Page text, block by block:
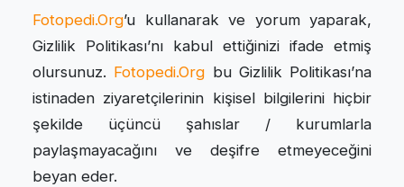
Fotopedi.Org’u kullanarak ve yorum yaparak,
Gizlilik Politikası’nı kabul ettiğinizi ifade etmiş
olursunuz. Fotopedi.Org bu Gizlilik Politikası’na
istinaden ziyaretçilerinin kişisel bilgilerini hiçbir
şekilde üçüncü şahıslar / kurumlarla
paylaşmayacağını ve deşifre etmeyeceğini
beyan eder.